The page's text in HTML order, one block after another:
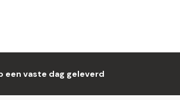
een vaste dag geleverd